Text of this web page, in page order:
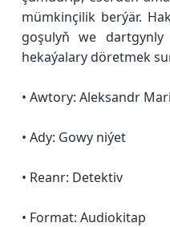
mümkinçilik berýär.
goşulyň we
hekaýalary döretmek
• Awtory: Aleksandr
• Ady: Gowy niýet
• Reanr: Detektiv
• Format: Audiokitap